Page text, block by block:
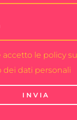
accetto le policy sul
dati personali
INVIA